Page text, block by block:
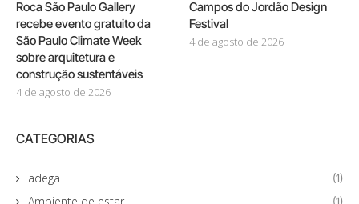
Roca São Paulo Gallery
recebe evento gratuito da
São Paulo Climate Week
sobre arquitetura e
construção sustentáveis
4 de agosto de 2026
Campos do Jordão Design
Festival
4 de agosto de 2026
CATEGORIAS
adega (1)
(1)